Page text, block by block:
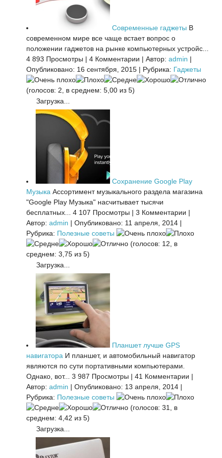
Современные гаджеты В
современном мире все чаще встает вопрос о
положении гаджетов на рынке компьютерных устройс...
4 893 Просмотры | 4 Комментарии | Автор: admin |
Опубликовано: 16 сентября, 2015 | Рубрика: Гаджеты
(голосов: 2, в среднем: 5,00 из 5)
Загрузка...
Сохранение Google Play
Музыка Ассортимент музыкального раздела магазина
"Google Play Музыка" насчитывает тысячи
бесплатных...
4 107 Просмотры | 3 Комментарии |
Автор: admin | Опубликовано: 11 апреля, 2014 |
Рубрика: Полезные советы
(голосов: 12, в
среднем: 3,75 из 5)
Загрузка...
Планшет лучше GPS
навигатора И планшет, и автомобильный навигатор
являются по сути портативными компьютерами.
Однако, вот...
3 987 Просмотры | 41 Комментарии |
Автор: admin | Опубликовано: 13 апреля, 2014 |
Рубрика: Полезные советы
(голосов: 31, в
среднем: 4,42 из 5)
Загрузка...